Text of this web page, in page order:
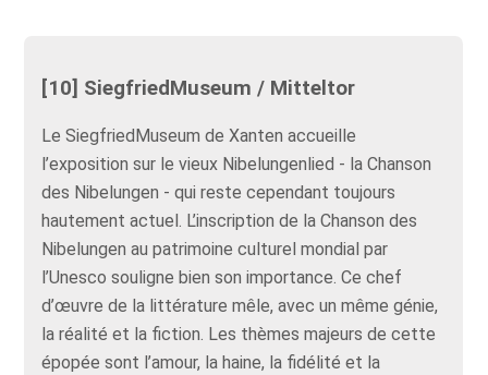
[10] SiegfriedMuseum / Mitteltor
Le SiegfriedMuseum de Xanten accueille
l’exposition sur le vieux Nibelungenlied - la Chanson
des Nibelungen - qui reste cependant toujours
hautement actuel. L’inscription de la Chanson des
Nibelungen au patrimoine culturel mondial par
l’Unesco souligne bien son importance. Ce chef
d’œuvre de la littérature mêle, avec un même génie,
la réalité et la fiction. Les thèmes majeurs de cette
épopée sont l’amour, la haine, la fidélité et la